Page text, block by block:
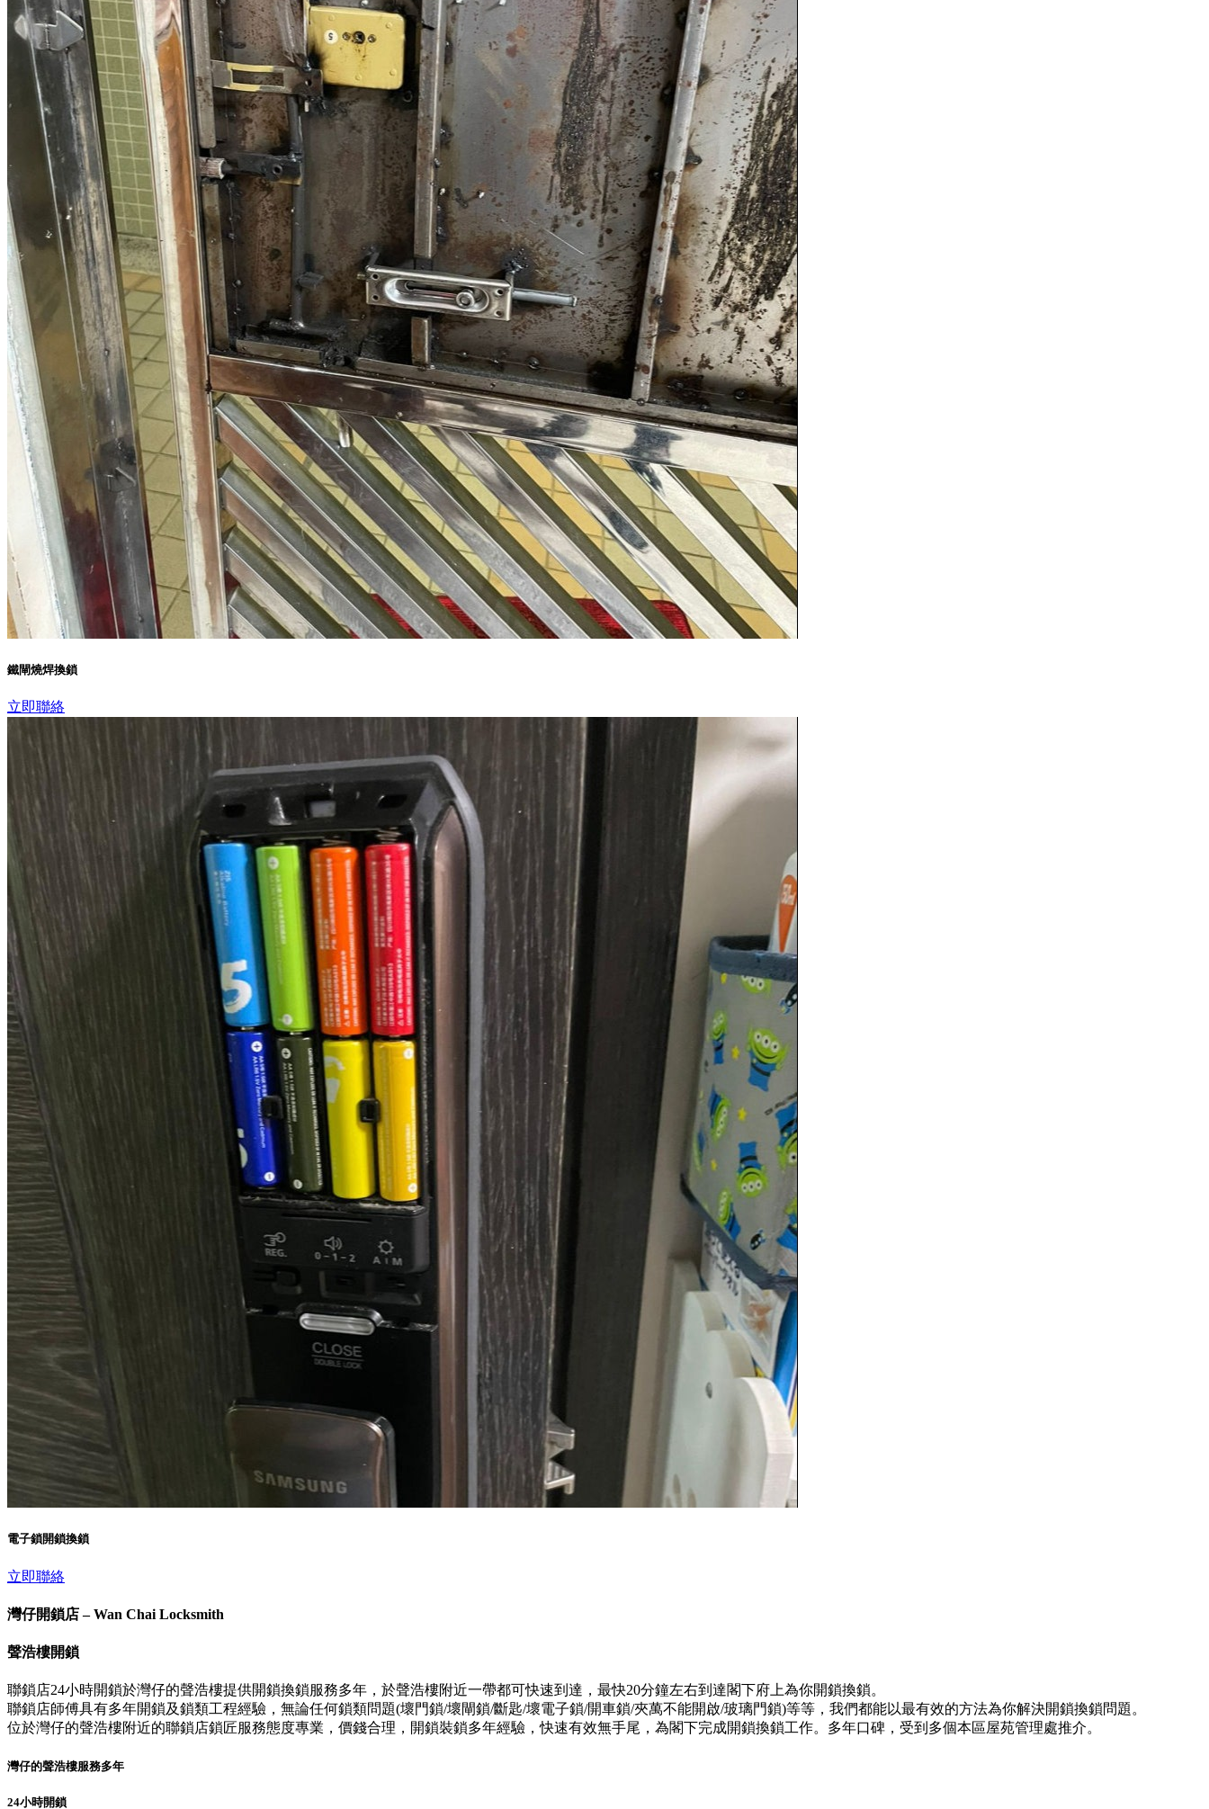
鐵閘燒焊換鎖
立即聯絡
電子鎖開鎖換鎖
立即聯絡
灣仔開鎖店 – Wan Chai Locksmith
聲浩樓開鎖
聯鎖店24小時開鎖於灣仔的聲浩樓提供開鎖換鎖服務多年，於聲浩樓附近一帶都可快速到達，最快20分鐘左右到達閣下府上為你開鎖換鎖。
聯鎖店師傅具有多年開鎖及鎖類工程經驗，無論任何鎖類問題(壞門鎖/壞閘鎖/斷匙/壞電子鎖/開車鎖/夾萬不能開啟/玻璃門鎖)等等，我們都能以最有效的方法為你解決開鎖換鎖問題。
位於灣仔的聲浩樓附近的聯鎖店鎖匠服務態度專業，價錢合理，開鎖裝鎖多年經驗，快速有效無手尾，為閣下完成開鎖換鎖工作。多年口碑，受到多個本區屋苑管理處推介。
灣仔的聲浩樓服務多年
24小時開鎖